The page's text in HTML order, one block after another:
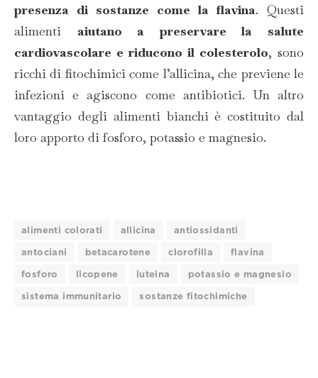
presenza di sostanze come la flavina. Questi
alimenti aiutano a preservare la salute
cardiovascolare e riducono il colesterolo, sono
ricchi di fitochimici come l’allicina, che previene le
infezioni e agiscono come antibiotici. Un altro
vantaggio degli alimenti bianchi è costituito dal
loro apporto di fosforo, potassio e magnesio.
alimenti colorati allicina antiossidanti
antociani betacarotene clorofilla flavina
fosforo licopene luteina potassio e magnesio
sistema immunitario sostanze fitochimiche